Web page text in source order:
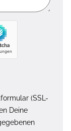
(SSL-
Deine